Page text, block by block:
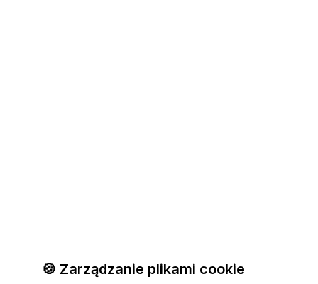
🍪 Zarządzanie plikami cookie